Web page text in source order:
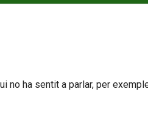
ha sentit a parlar, per